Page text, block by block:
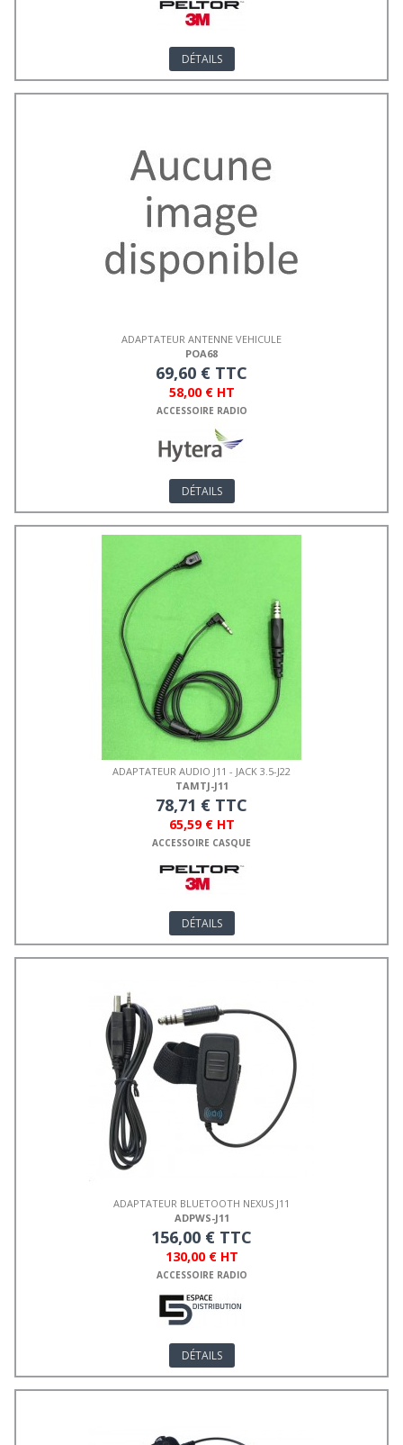
DÉTAILS
ADAPTATEUR ANTENNE VEHICULE
POA68
69,60 € TTC
58,00 € HT
ACCESSOIRE RADIO
DÉTAILS
ADAPTATEUR AUDIO J11 - JACK 3.5-J22
TAMTJ-J11
78,71 € TTC
65,59 € HT
ACCESSOIRE CASQUE
DÉTAILS
ADAPTATEUR BLUETOOTH NEXUS J11
ADPWS-J11
156,00 € TTC
130,00 € HT
ACCESSOIRE RADIO
DÉTAILS